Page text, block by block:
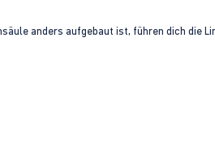
anders aufgebaut ist, führen dich die